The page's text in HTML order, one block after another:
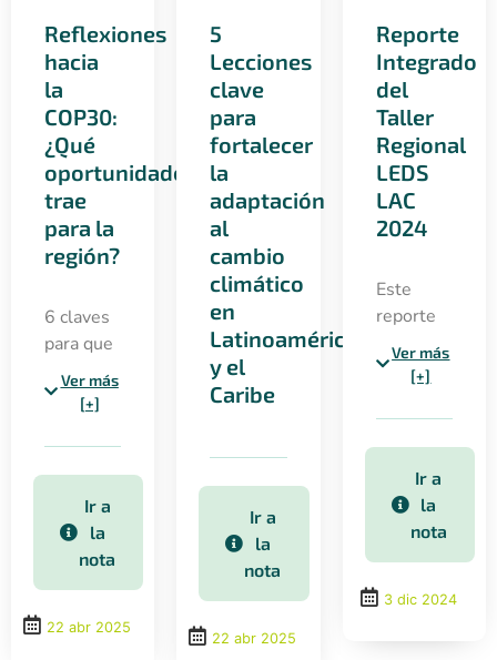
Reflexiones
hacia
la
COP30:
¿Qué
oportunidades
trae
para la
región?
6 claves
para que
Latinoamérica
influya
COP30:
justicia
climática,
financiamiento,
alianzas y
prioridad
Ver más
[+]
Ir a
la
nota
22 abr 2025
5
Lecciones
clave
para
fortalecer
la
adaptación
al
cambio
climático
en
Latinoamérica
y el
Caribe
Ir a
la
nota
22 abr 2025
Reporte
Integrado
del
Taller
Regional
LEDS
LAC
2024
Este
reporte
integrado
presenta
análisis
de
aprendizajes,
mensajes
clave y
COP30 y
Ver más
[+]
Ir a
la
nota
3 dic 2024